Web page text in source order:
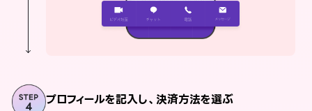
プロフィールを記入し、決済方法を選ぶ